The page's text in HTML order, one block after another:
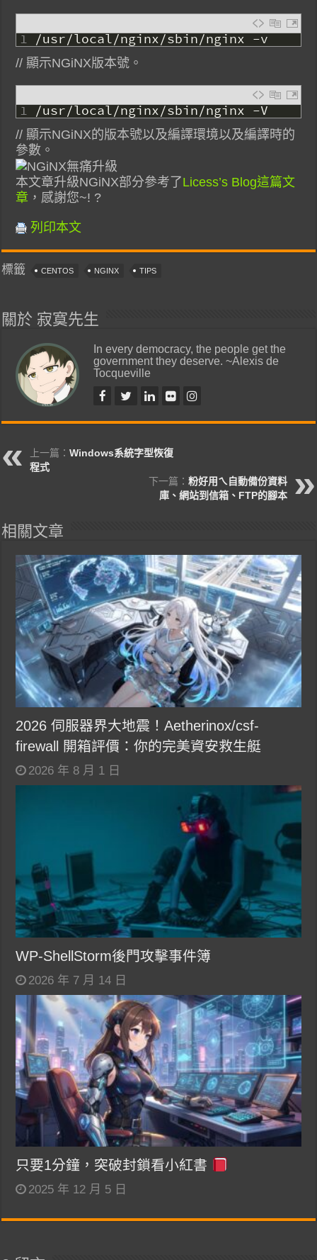
1 /usr/local/nginx/sbin/nginx -v
// 顯示NGiNX版本號。
1 /usr/local/nginx/sbin/nginx -V
// 顯示NGiNX的版本號以及編譯環境以及編譯時的
參數。
本文章升級NGiNX部分參考了Licess’s Blog這篇文
章 ，感謝您~! ?
列印本文
標籤 CENTOS NGINX TIPS
關於 寂寞先生
In every democracy, the people get the
government they deserve. ~Alexis de
Tocqueville
上一篇：Windows系統字型恢復
程式
下一篇： 粉好用ㄟ自動備份資料
庫、網站到信箱、FTP的腳本
相關文章
2026 伺服器界大地震！Aetherinox/csf-
firewall 開箱評價：你的完美資安救生艇
2026 年 8 月 1 日
WP-ShellStorm後門攻擊事件簿
2026 年 7 月 14 日
只要1分鐘，突破封鎖看小紅書
2025 年 12 月 5 日